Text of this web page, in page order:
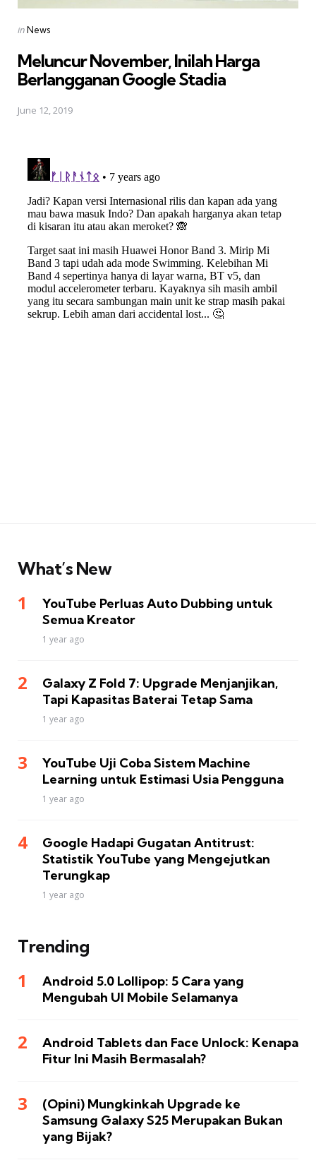
Posted
inNews
Meluncur November, Inilah Harga
Berlangganan Google Stadia
June 12, 2019
What’s New
YouTube Perluas Auto Dubbing untuk
Semua Kreator
1 year ago
Galaxy Z Fold 7: Upgrade Menjanjikan,
Tapi Kapasitas Baterai Tetap Sama
1 year ago
YouTube Uji Coba Sistem Machine
Learning untuk Estimasi Usia Pengguna
1 year ago
Google Hadapi Gugatan Antitrust:
Statistik YouTube yang Mengejutkan
Terungkap
1 year ago
Trending
Android 5.0 Lollipop: 5 Cara yang
Mengubah UI Mobile Selamanya
Android Tablets dan Face Unlock: Kenapa
Fitur Ini Masih Bermasalah?
(Opini) Mungkinkah Upgrade ke
Samsung Galaxy S25 Merupakan Bukan
yang Bijak?